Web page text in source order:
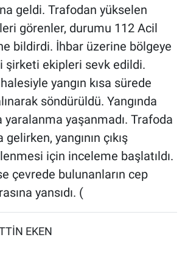
geldi. Trafodan yükselen
görenler, durumu 112 Acil
bildirdi. İhbar üzerine bölgeye
şirketi ekipleri sevk edildi.
yangın kısa sürede
söndürüldü. Yangında
yaralanma yaşanmadı. Trafoda
yangının çıkış
için inceleme başlatıldı.
çevrede bulunanların cep
yansıdı. (
EKEN